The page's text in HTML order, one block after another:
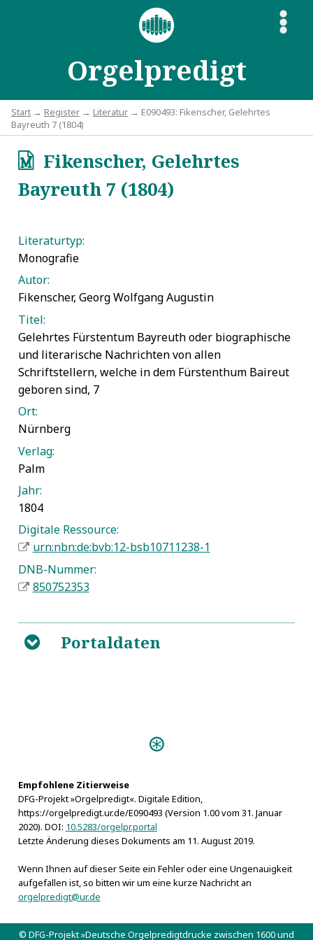
Orgelpredigt
S
Start → Register → Literatur → E090493: Fikenscher, Gelehrtes
Bayreuth 7 (1804)
qFikenscher, Gelehrtes
Bayreuth 7 (1804)
Literaturtyp:
Monografie
Autor:
Fikenscher, Georg Wolfgang Augustin
Titel:
Gelehrtes Fürstentum Bayreuth oder biographische
und literarische Nachrichten von allen
Schriftstellern, welche in dem Fürstenthum Baireut
geboren sind, 7
Ort:
Nürnberg
Verlag:
Palm
Jahr:
1804
Digitale Ressource:
urn:nbn:de:bvb:12-bsb10711238-1
DNB-Nummer:
850752353
B Portaldaten
Peuschel, Johann Friedrich
Empfohlene Zitierweise
DFG-Projekt »Orgelpredigt«. Digitale Edition,
https://orgelpredigt.ur.de/E090493 (Version 1.00 vom 31. Januar
2020). DOI: 10.5283/orgelpr.portal
Letzte Änderung dieses Dokuments am 11. August 2019.
Wenn Ihnen auf dieser Seite ein Fehler oder eine Ungenauigkeit
aufgefallen ist, so bitten wir um eine kurze Nachricht an
orgelpredigt@ur.de
© DFG-Projekt »Deutsche Orgelpredigtdrucke zwischen 1600 und